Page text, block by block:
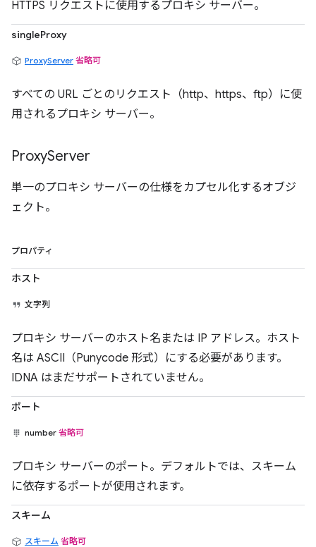
HTTPS リクエストに使用するプロキシ サーバー。
singleProxy
ProxyServer 省略可
すべての URL ごとのリクエスト（http、https、ftp）に使
用されるプロキシ サーバー。
ProxyServer
単一のプロキシ サーバーの仕様をカプセル化するオブジ
ェクト。
プロパティ
ホスト
文字列
プロキシ サーバーのホスト名または IP アドレス。ホスト
名は ASCII（Punycode 形式）にする必要があります。
IDNA はまだサポートされていません。
ポート
number 省略可
プロキシ サーバーのポート。デフォルトでは、スキーム
に依存するポートが使用されます。
スキーム
スキーム 省略可